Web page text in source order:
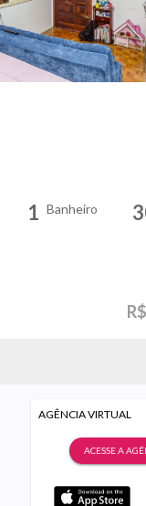
1 Banheiro
AGÊNCIA VIRTUAL
ACESSE A